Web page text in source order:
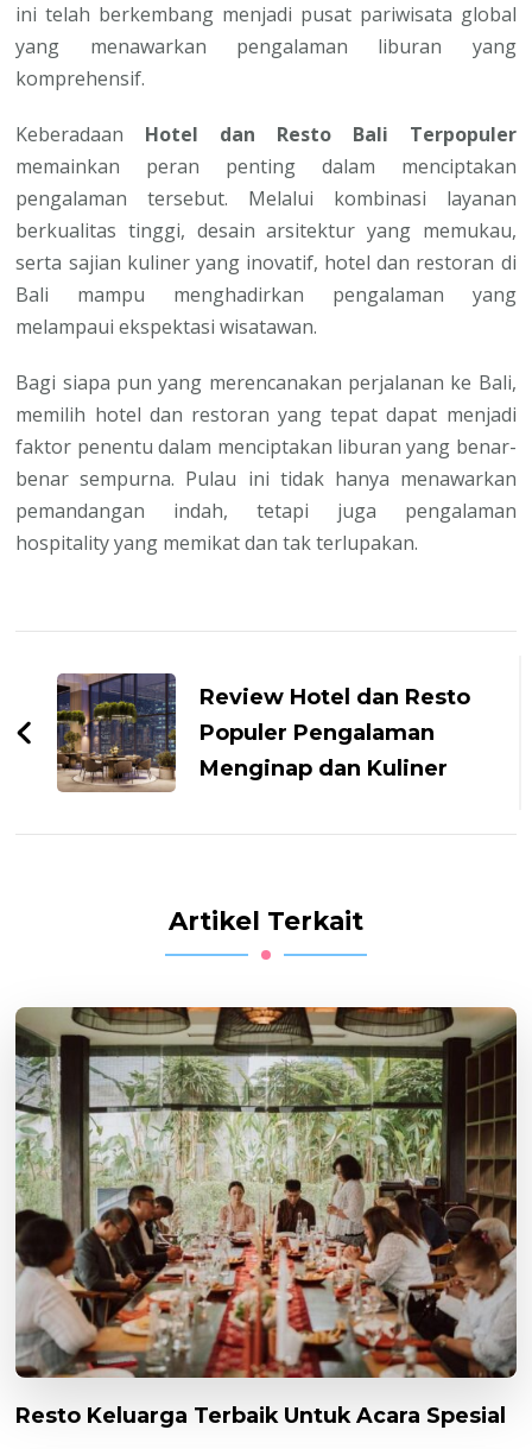
ini telah berkembang menjadi pusat pariwisata global
yang menawarkan pengalaman liburan yang
komprehensif.
Keberadaan Hotel dan Resto Bali Terpopuler
memainkan peran penting dalam menciptakan
pengalaman tersebut. Melalui kombinasi layanan
berkualitas tinggi, desain arsitektur yang memukau,
serta sajian kuliner yang inovatif, hotel dan restoran di
Bali mampu menghadirkan pengalaman yang
melampaui ekspektasi wisatawan.
Bagi siapa pun yang merencanakan perjalanan ke Bali,
memilih hotel dan restoran yang tepat dapat menjadi
faktor penentu dalam menciptakan liburan yang benar-
benar sempurna. Pulau ini tidak hanya menawarkan
pemandangan indah, tetapi juga pengalaman
hospitality yang memikat dan tak terlupakan.
Artikel
Review Hotel dan Resto
Populer Pengalaman
Menginap dan Kuliner
Artikel Terkait
Resto Keluarga Terbaik Untuk Acara Spesial